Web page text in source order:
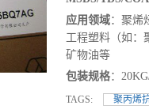
应用领域：聚烯
工程塑料（如：
矿物油等
包装规格：
TAGS: 聚丙烯